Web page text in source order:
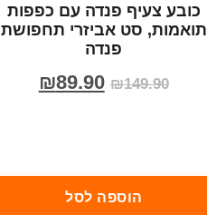
כובע צעיף פנדה עם כפפות
תואמות, סט אביזרי תחפושת
פנדה
₪149.90
₪89.90
הוספה לסל